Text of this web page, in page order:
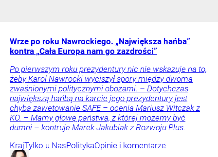
Wrze po roku Nawrockiego. „Największa hańba”
kontra „Cała Europa nam go zazdrości”
Po pierwszym roku prezydentury nic nie wskazuje na to,
żeby Karol Nawrocki wyciszył spory między dwoma
zwaśnionymi politycznymi obozami. – Dotychczas
największą hańbą na karcie jego prezydentury jest
chyba zawetowanie SAFE – ocenia Mariusz Witczak z
KO. – Mamy głowę państwa, z której możemy być
dumni – kontruje Marek Jakubiak z Rozwoju Plus.
KrajTylko u NasPolitykaOpinie i komentarze